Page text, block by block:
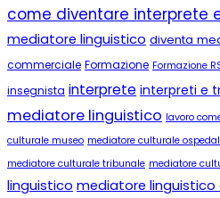
come diventare interprete
mediatore linguistico diventa
commerciale Formazione Formazione
insegnista interprete interpreti e
mediatore linguistico lavoro
culturale museo mediatore culturale
mediatore culturale tribunale mediatore
linguistico mediatore